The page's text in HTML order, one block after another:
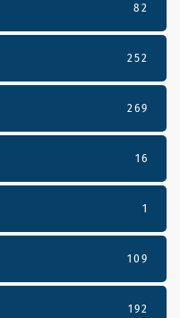
82
252
269
16
1
109
192